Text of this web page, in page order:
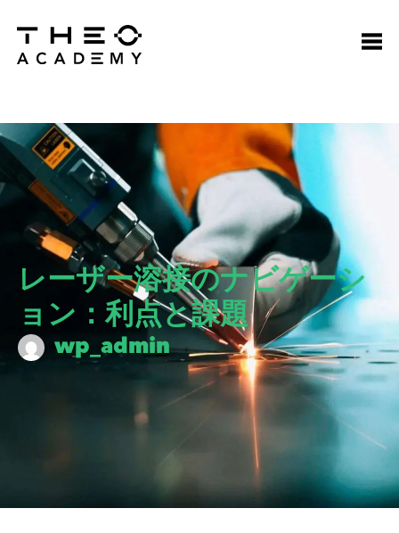
レーザー溶接のナビゲーシ
ョン：利点と課題
wp_admin